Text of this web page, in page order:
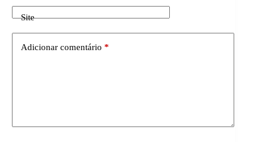
Site
Adicionar comentário *